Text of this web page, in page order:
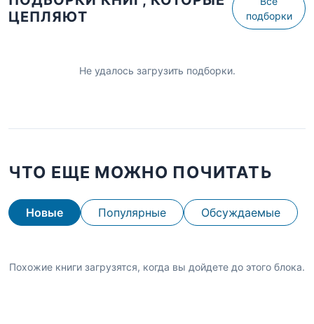
ЦЕПЛЯЮТ
подборки
Не удалось загрузить подборки.
ЧТО ЕЩЕ МОЖНО ПОЧИТАТЬ
Новые Популярные Обсуждаемые
Похожие книги загрузятся, когда вы дойдете до этого блока.